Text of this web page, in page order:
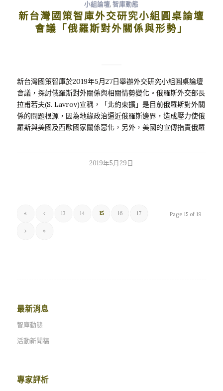
小組論壇,智庫動態
新台灣國策智庫外交研究小組圓桌論壇
會議「俄羅斯對外關係與形勢」
新台灣國策智庫於2019年5月27日舉辦外交研究小組圓桌論壇
會議，探討俄羅斯對外關係與相關情勢變化。俄羅斯外交部長
拉甫若夫(S. Lavrov)宣稱，「北約東擴」是目前俄羅斯對外關
係的問題根源，因為地緣政治逼近俄羅斯邊界，造成壓力使俄
羅斯與美國及西歐國家關係惡化，另外，美國的宣傳指責俄羅
2019年5月29日
Page 15 of 19
« ‹ 13 14 15 16 17
› »
最新消息
智庫動態
活動新聞稿
專家評析